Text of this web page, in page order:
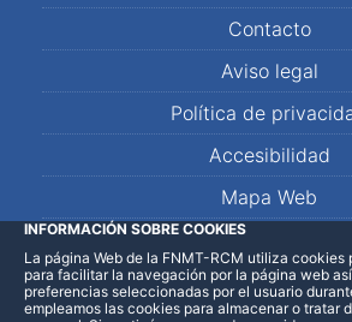
Contacto
Aviso legal
Política de
Accesibilidad
Mapa Web
LinkedInFacebookWhatsApp
INFORMACIÓN SOBRE COOKIES
La página Web de la FNMT-RCM utiliza cookies
para facilitar la navegación por la página web
preferencias seleccionadas por el usuario
empleamos las cookies para almacenar o tratar